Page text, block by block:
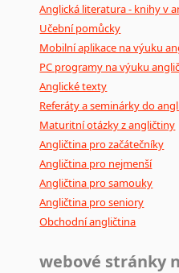
Anglická literatura - knihy v
Učební pomůcky
Mobilní aplikace na výuku
PC programy na výuku
Anglické texty
Referáty a seminárky do
Maturitní otázky z angličtiny
Angličtina pro začátečníky
Angličtina pro nejmenší
Angličtina pro samouky
Angličtina pro seniory
Obchodní angličtina
webové stránky